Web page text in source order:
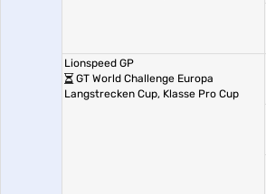
Lionspeed GP
GT World Challenge Europa
Langstrecken Cup, Klasse Pro Cup